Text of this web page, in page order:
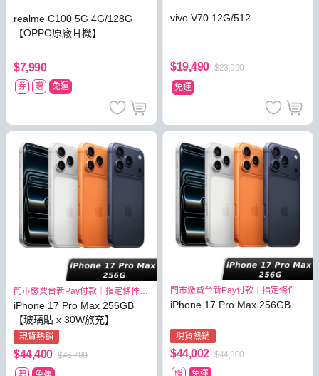
realme C100 5G 4G/128G
【OPPO原廠耳機】
$7,990
券 贈 免運
vivo V70 12G/512
$19,490 $23,990
免運
門市繳費台新Pay付款｜指定條件最
高3.8%
iPhone 17 Pro Max 256GB
【玻璃貼 x 30W旅充】
現貨熱銷
$44,400 $46,780
門市繳費台新Pay付款｜指定條件最
高3.8%
iPhone 17 Pro Max 256GB
現貨熱銷
$44,002 $44,900